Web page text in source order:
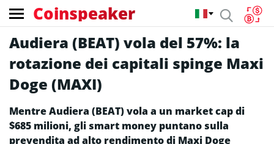
Coinspeaker
Audiera (BEAT) vola del 57%: la
rotazione dei capitali spinge Maxi
Doge (MAXI)
Mentre Audiera (BEAT) vola a un market cap di
$685 milioni, gli smart money puntano sulla
prevendita ad alto rendimento di Maxi Doge